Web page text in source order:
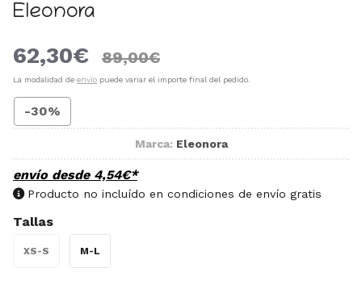
Eleonora
62,30€ 89,00€
La modalidad de envío puede variar el importe final del pedido.
-30%
Marca: Eleonora
envío desde 4,54€*
Producto no incluído en condiciones de envío gratis
Tallas
XS-S M-L